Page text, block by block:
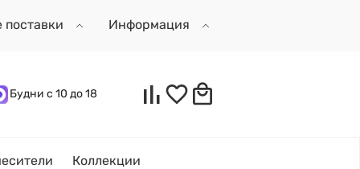
поставки Информация
Будни с 10 до 18
Коллекции